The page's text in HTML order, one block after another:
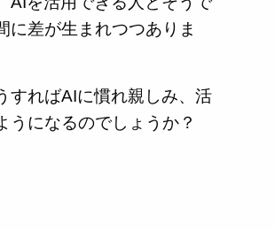
に差が生まれつつありま
すればAIに慣れ親しみ、活
うになるのでしょうか？